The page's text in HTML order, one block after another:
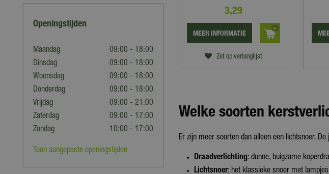
3,29
Zet op verlanglijst
MEER INFORMATIE
Welke soorten
Er zijn meer soorten dan alleen een lichtsnoer.
Draadverlichting : dunne, buigzame
Lichtsnoer: het klassieke snoer met
Openingstijden
Maandag
09:00 - 18:00
Dinsdag
09:00 - 18:00
Woensdag
09:00 - 18:00
Donderdag
09:00 - 18:00
Vrijdag
09:00 - 21:00
Zaterdag
09:00 - 17:00
Zondag
10:00 - 17:00
Toon aangepaste openingstijden